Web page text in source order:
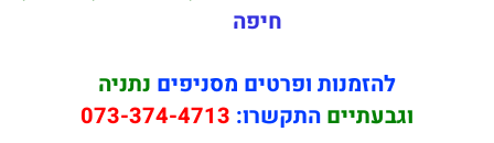
חיפה
להזמנות ופרטים מסניפים נתניה
וגבעתיים התקשרו: 073-374-4713